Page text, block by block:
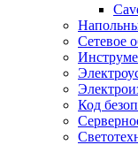
Сетевое
Код